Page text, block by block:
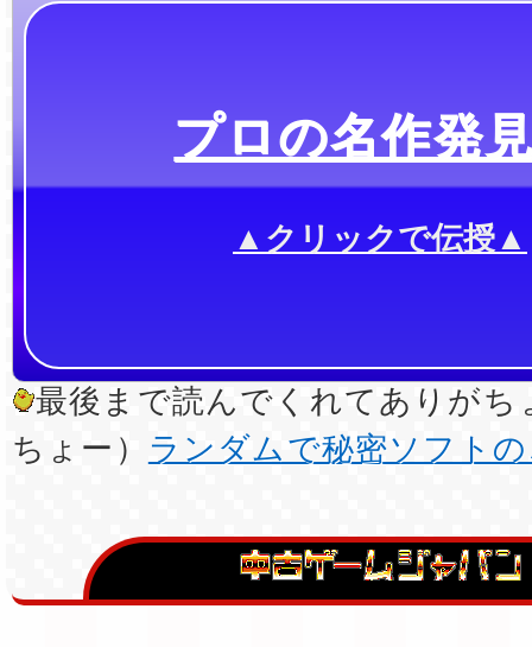
プロの名作発
▲クリックで伝授▲
最後まで読んでくれてありがち
ちょー）
ランダムで秘密ソフト